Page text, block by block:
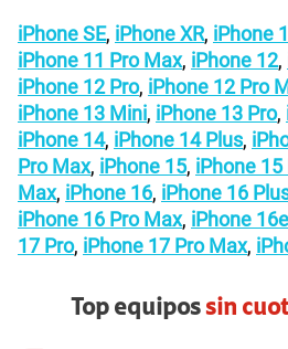
iPhone SE, iPhone XR, iPhone
iPhone 11 Pro Max, iPhone 12,
iPhone 12 Pro, iPhone 12 Pro
iPhone 13 Mini, iPhone 13 Pro,
iPhone 14, iPhone 14 Plus,
Pro Max, iPhone 15, iPhone 15
Max, iPhone 16, iPhone 16
iPhone 16 Pro Max, iPhone 16e
17 Pro, iPhone 17 Pro Max,
Top equipossin